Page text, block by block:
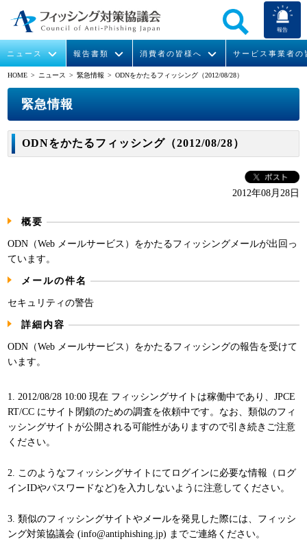
報告
ニュース
イベント
報告書類
月次報告書
消費者の皆様へ
フィッシングの報告
マンガでわかるフィッシング詐欺対策 5ヶ条
サービス事業者の
STOP. THINK. CONNECT.
運営委員紹介
WG活動
HOME > ニュース >緊急情報 > ODNをかたるフィッシング（2012/08/28）
緊急情報
ODNをかたるフィッシング（2012/08/28）
2012年08月28日
概要
ODN（Web メールサービス）をかたるフィッシングメールが出回っ
ています。
メールの件名
セキュリティの警告
詳細内容
ODN（Web メールサービス）をかたるフィッシングの報告を受けて
います。
1. 2012/08/28 10:00 現在 フィッシングサイトは稼働中であり、JPCE
RT/CC にサイト閉鎖のための調査を依頼中です。なお、類似のフィ
ッシングサイトが公開される可能性がありますので引き続きご注意
ください。
2. このようなフィッシングサイトにてログインに必要な情報（ログ
インIDやパスワードなど)を入力しないように注意してください。
3. 類似のフィッシングサイトやメールを発見した際には、フィッシ
ング対策協議会 (info@antiphishing.jp) までご連絡ください。